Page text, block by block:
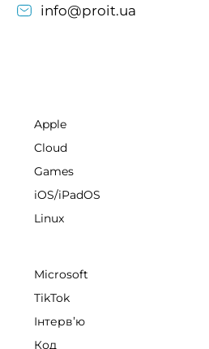
info@proit.ua
Apple
Cloud
Games
iOS/iPadOS
Linux
Microsoft
TikTok
Інтервʼю
Код